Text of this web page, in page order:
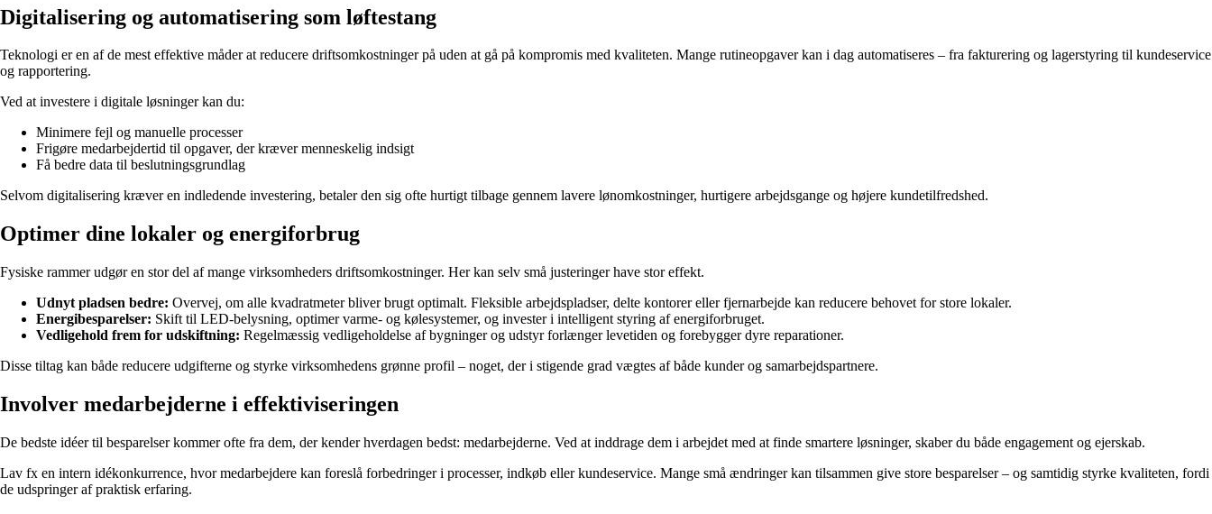
Digitalisering og automatisering som løftestang
Teknologi er en af de mest effektive måder at reducere driftsomkostninger på uden at gå på kompromis med kvaliteten. Mange rutineopgaver kan i dag automatiseres – fra fakturering og lagerstyring til kundeservice
og rapportering.
Ved at investere i digitale løsninger kan du:
Minimere fejl og manuelle processer
Frigøre medarbejdertid til opgaver, der kræver menneskelig indsigt
Få bedre data til beslutningsgrundlag
Selvom digitalisering kræver en indledende investering, betaler den sig ofte hurtigt tilbage gennem lavere lønomkostninger, hurtigere arbejdsgange og højere kundetilfredshed.
Optimer dine lokaler og energiforbrug
Fysiske rammer udgør en stor del af mange virksomheders driftsomkostninger. Her kan selv små justeringer have stor effekt.
Udnyt pladsen bedre: Overvej, om alle kvadratmeter bliver brugt optimalt. Fleksible arbejdspladser, delte kontorer eller fjernarbejde kan reducere behovet for store lokaler.
Energibesparelser: Skift til LED-belysning, optimer varme- og kølesystemer, og invester i intelligent styring af energiforbruget.
Vedligehold frem for udskiftning: Regelmæssig vedligeholdelse af bygninger og udstyr forlænger levetiden og forebygger dyre reparationer.
Disse tiltag kan både reducere udgifterne og styrke virksomhedens grønne profil – noget, der i stigende grad vægtes af både kunder og samarbejdspartnere.
Involver medarbejderne i effektiviseringen
De bedste idéer til besparelser kommer ofte fra dem, der kender hverdagen bedst: medarbejderne. Ved at inddrage dem i arbejdet med at finde smartere løsninger, skaber du både engagement og ejerskab.
Lav fx en intern idékonkurrence, hvor medarbejdere kan foreslå forbedringer i processer, indkøb eller kundeservice. Mange små ændringer kan tilsammen give store besparelser – og samtidig styrke kvaliteten, fordi
de udspringer af praktisk erfaring.